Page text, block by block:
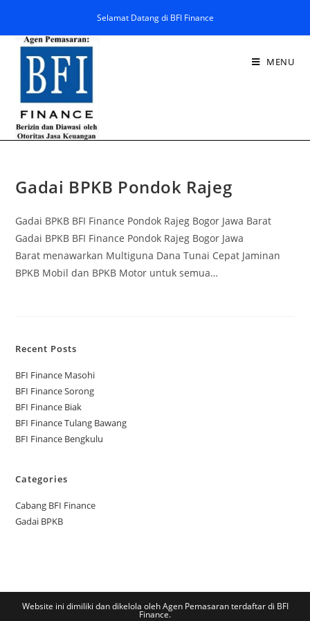
Selamat Datang di BFI Finance
MENU
Gadai BPKB Pondok Rajeg
Gadai BPKB BFI Finance Pondok Rajeg Bogor Jawa Barat
Gadai BPKB BFI Finance Pondok Rajeg Bogor Jawa
Barat menawarkan Multiguna Dana Tunai Cepat Jaminan
BPKB Mobil dan BPKB Motor untuk semua…
Recent Posts
BFI Finance Masohi
BFI Finance Sorong
BFI Finance Biak
BFI Finance Tulang Bawang
BFI Finance Bengkulu
Categories
Cabang BFI Finance
Gadai BPKB
Website ini dimiliki dan dikelola oleh Agen Pemasaran terdaftar di BFI
Finance.